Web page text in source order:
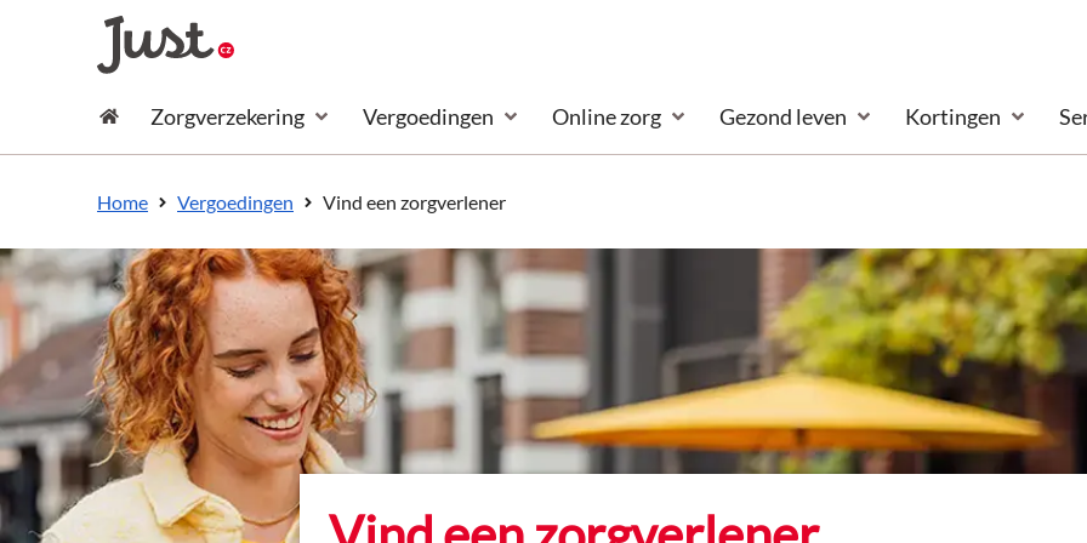
de inhoud
het eindeConsument
Zorgverzekering Vergoedingen Online zorg Gezond leven Kortingen
Home Vergoedingen Vind een zorgverlener